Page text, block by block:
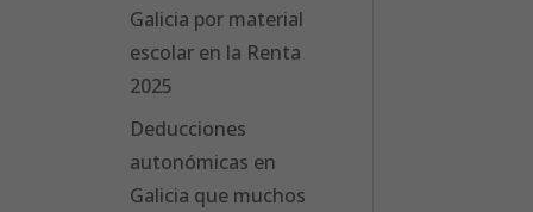
Galicia por material
escolar en la Renta
2025
Deducciones
autonómicas en
Galicia que muchos